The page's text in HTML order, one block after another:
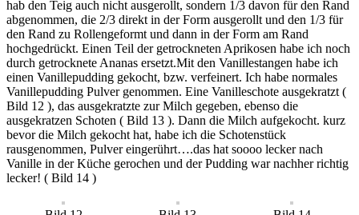
hab den Teig auch nicht ausgerollt, sondern 1/3 davon für den Rand
abgenommen, die 2/3 direkt in der Form ausgerollt und den 1/3 für
den Rand zu Rollengeformt und dann in der Form am Rand
hochgedrückt. Einen Teil der getrockneten Aprikosen habe ich noch
durch getrocknete Ananas ersetzt.Mit den Vanillestangen habe ich
einen Vanillepudding gekocht, bzw. verfeinert. Ich habe normales
Vanillepudding Pulver genommen. Eine Vanilleschote ausgekratzt (
Bild 12 ), das ausgekratzte zur Milch gegeben, ebenso die
ausgekratzen Schoten ( Bild 13 ). Dann die Milch aufgekocht. kurz
bevor die Milch gekocht hat, habe ich die Schotenstück
rausgenommen, Pulver eingerührt….das hat soooo lecker nach
Vanille in der Küche gerochen und der Pudding war nachher richtig
lecker! ( Bild 14 )